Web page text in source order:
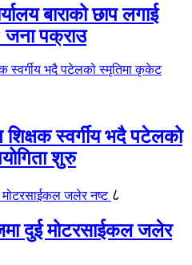
बाराको छाप लगाई
जना पक्राउ
शिक्षक स्वर्गीय भदै पटेलको
शुरु
८
दुई मोटरसाईकल जलेर